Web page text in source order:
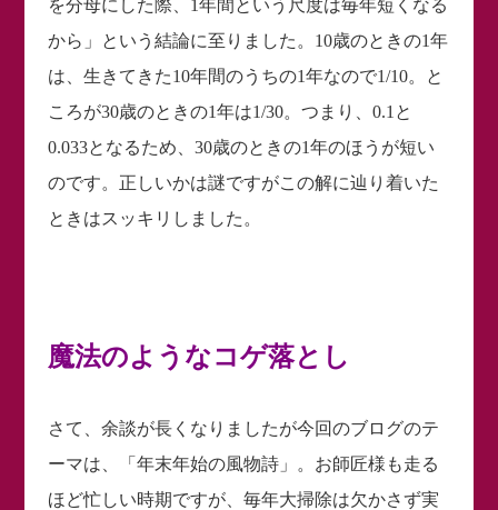
を分母にした際、1年間という尺度は毎年短くなる
から」という結論に至りました。10歳のときの1年
は、生きてきた10年間のうちの1年なので1/10。と
ころが30歳のときの1年は1/30。つまり、0.1と
0.033となるため、30歳のときの1年のほうが短い
のです。正しいかは謎ですがこの解に辿り着いた
ときはスッキリしました。
魔法のようなコゲ落とし
さて、余談が長くなりましたが今回のブログのテ
ーマは、「年末年始の風物詩」。お師匠様も走る
ほど忙しい時期ですが、毎年大掃除は欠かさず実